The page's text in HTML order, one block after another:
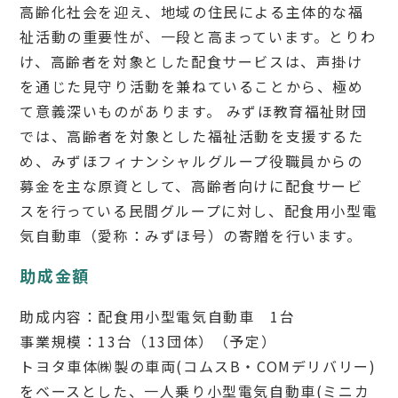
高齢化社会を迎え、地域の住民による主体的な福
祉活動の重要性が、一段と高まっています。とりわ
け、高齢者を対象とした配食サービスは、声掛け
を通じた見守り活動を兼ねていることから、極め
て意義深いものがあります。 みずほ教育福祉財団
では、高齢者を対象とした福祉活動を支援するた
め、みずほフィナンシャルグループ役職員からの
募金を主な原資として、高齢者向けに配食サービ
スを行っている民間グループに対し、配食用小型電
気自動車（愛称：みずほ号）の寄贈を行います。
助成金額
助成内容：配食用小型電気自動車 1台
事業規模：13台（13団体）（予定）
トヨタ車体㈱製の車両(コムスB・COMデリバリー)
をベースとした、一人乗り小型電気自動車(ミニカ